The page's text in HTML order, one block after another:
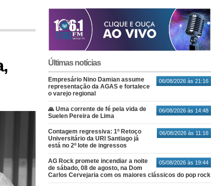
Últimas notícias
06/08/2026 às 21:16
Empresário Nino Damian assume
representação da AGAS e fortalece
o varejo regional
06/08/2026 às 14:48
🙏 Uma corrente de fé pela vida de
Suelen Pereira de Lima
06/08/2026 às 11:16
Contagem regressiva: 1º Retoço
Universitário da URI Santiago já
está no 2º lote de ingressos
05/08/2026 às 19:44
AG Rock promete incendiar a noite
de sábado, 08 de agosto, na Dom
Carlos Cervejaria com os maiores clássicos do pop rock